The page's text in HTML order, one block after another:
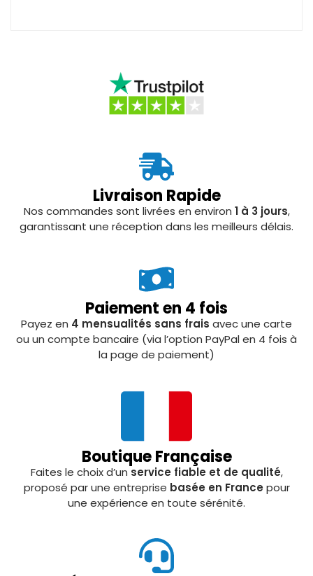
Livraison Rapide
Nos commandes sont livrées en environ 1 à 3 jours,
garantissant une réception dans les meilleurs délais.
Paiement en 4 fois
Payez en 4 mensualités sans frais avec une carte
ou un compte bancaire (via l’option PayPal en 4 fois à
la page de paiement)
Boutique Française
Faites le choix d’un service fiable et de qualité,
proposé par une entreprise basée en Francepour
une expérience en toute sérénité.